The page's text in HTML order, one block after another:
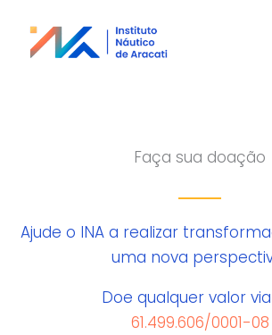
para
Faça sua doação
Ajude o INA a realizar
uma nova
Doe qualquer valor via
61.499.606/0001-08